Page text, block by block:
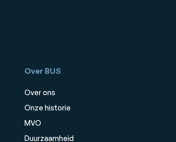
Over BUS
Over ons
Onze historie
MVO
Duurzaamheid